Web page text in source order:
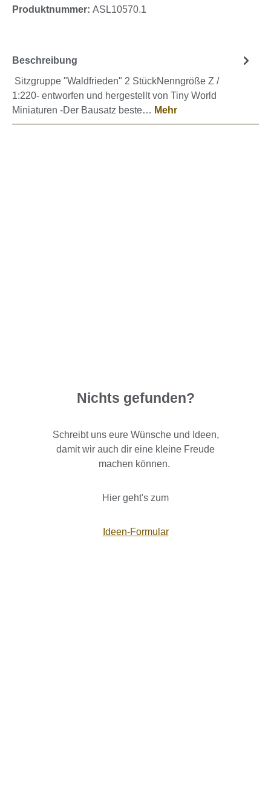
Produktnummer: ASL10570.1
Beschreibung
Sitzgruppe "Waldfrieden" 2 StückNenngröße Z /
1:220- entworfen und hergestellt von Tiny World
Miniaturen -Der Bausatz beste… Mehr
Nichts gefunden?
Schreibt uns eure Wünsche und Ideen,
damit wir auch dir eine kleine Freude
machen können.
Hier geht's zum
Ideen-Formular